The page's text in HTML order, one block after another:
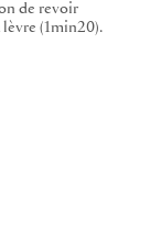
de revoir
(1min20).